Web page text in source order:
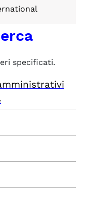
specificati.